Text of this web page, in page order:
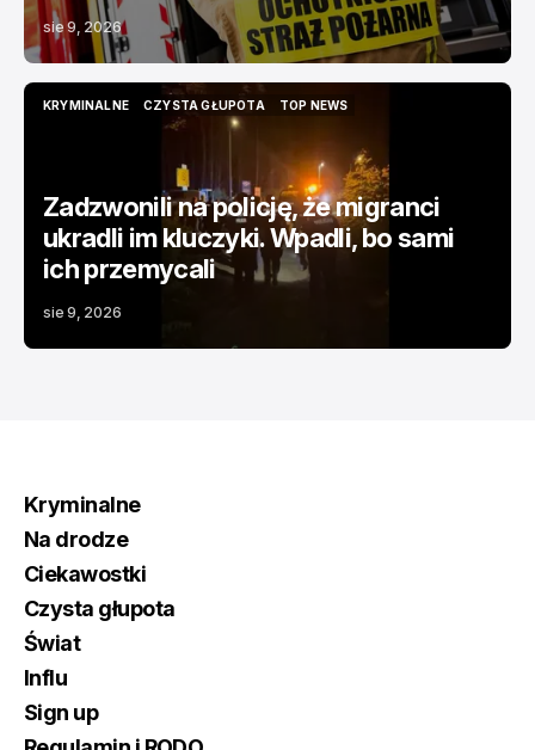
sie 9, 2026
KRYMINALNE
CZYSTA GŁUPOTA
CZYSTA GŁUPOTA
TOP NEWS
Zadzwonili na policję, że migranci
ukradli im kluczyki. Wpadli, bo sami
ich przemycali
sie 9, 2026
Kryminalne
Na drodze
Ciekawostki
Czysta głupota
Świat
Influ
Sign up